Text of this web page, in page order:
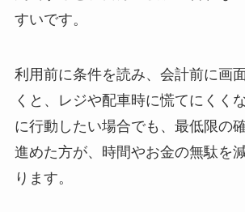
すいです。
利用前に条件を読み、会計前に画
くと、レジや配車時に慌てにくく
に行動したい場合でも、最低限の
進めた方が、時間やお金の無駄を
ります。